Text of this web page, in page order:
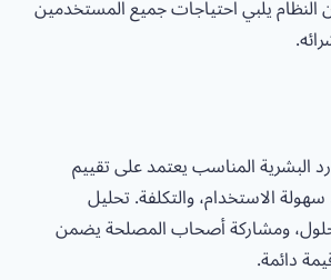
النظام يلبي احتياجات جميع المستخدمين
البشرية المناسب يعتمد على تقييم
الاستخدام، والتكلفة. تحليل
ومشاركة أصحاب المصلحة يضمن
دائمة.